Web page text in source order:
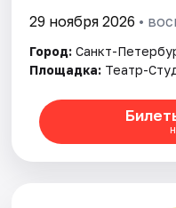
Артисты
Рейтинги
29 ноября 2026 •
Город: Санкт-
Площадка: Театр-